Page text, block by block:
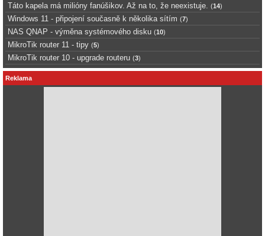
Táto kapela má milióny fanúšikov. Až na to, že neexistuje. (14)
Windows 11 - připojení současně k několika sítím (7)
NAS QNAP - výměna systémového disku (10)
MikroTik router 11 - tipy (5)
MikroTik router 10 - upgrade routeru (3)
Reklama